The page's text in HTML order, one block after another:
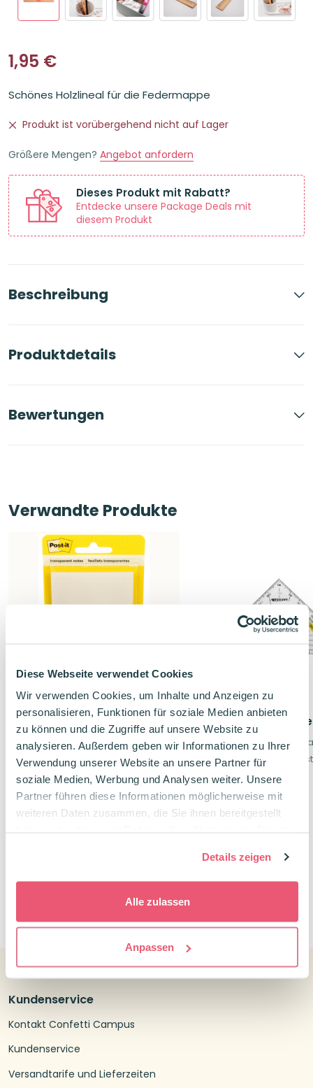
Diese Webseite verwendet Cookies
Wir verwenden Cookies, um Inhalte und Anzeigen zu
personalisieren, Funktionen für soziale Medien anbieten
zu können und die Zugriffe auf unsere Website zu
analysieren. Außerdem geben wir Informationen zu Ihrer
Verwendung unserer Website an unsere Partner für
soziale Medien, Werbung und Analysen weiter. Unsere
Partner führen diese Informationen möglicherweise mit
weiteren Daten zusammen, die Sie ihnen bereitgestellt
Details zeigen
Alle zulassen
Anpassen
1,95 €
Schönes Holzlineal für die Federmappe
Produkt ist vorübergehend nicht auf Lager
Größere Mengen? Angebot anfordern
Dieses Produkt mit Rabatt?
Entdecke unsere Package Deals mit
diesem Produkt
Beschreibung
Produktdetails
Bewertungen
Verwandte Produkte
POST-IT durchsichtige
Haftnotizen 73mmx73mm
transparent
Original Post-Its von 3M
Transparent & selbstklebend
8,49 €
WESTCOTT
Unzerbrechlich und
aus glasklarem
1,50 €
Kundenservice
Kontakt Confetti Campus
Kundenservice
Versandtarife und Lieferzeiten